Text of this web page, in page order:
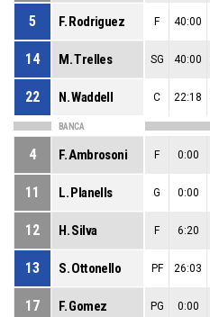
5 F. Rodriguez F 40:00
14 M. Trelles SG 40:00
22 N. Waddell C 22:18
BANCA
4 F. Ambrosoni F 0:00
11 L. Planells G 0:00
12 H. Silva F 6:20
13 S. Ottonello PF 26:03
17 F. Gomez PG 0:00